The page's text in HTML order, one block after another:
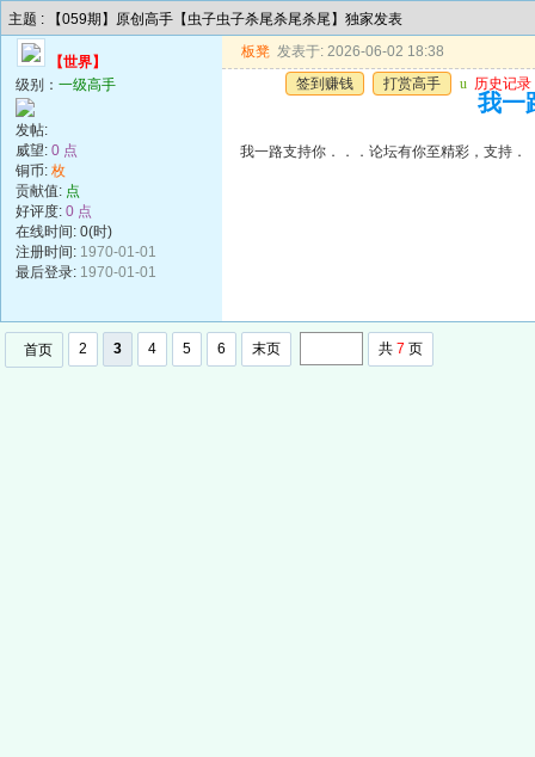
主题 : 【059期】原创高手【虫子虫子杀尾杀尾杀尾】独家发表
【世界】
级别： 一级高手
发帖:
威望: 0 点
铜币: 枚
贡献值: 点
好评度: 0 点
在线时间: 0(时)
注册时间: 1970-01-01
最后登录: 1970-01-01
板凳 发表于: 2026-06-02 18:38
签到赚钱
打赏高手 u 历史记录
我一
我一路支持你．．．论坛有你至精彩，支持．
首页 2 3 4 5 6 末页 共 7 页